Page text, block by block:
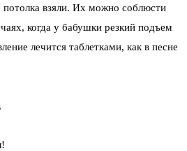
взяли. Их можно соблюсти
когда у бабушки резкий подъем
лечится таблетками, как в песне